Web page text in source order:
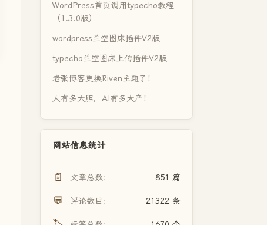
WordPress首页调用typecho教程
（1.3.0版）
wordpress兰空图床插件V2版
typecho兰空图床上传插件V2版
老张博客更换Riven主题了！
人有多大胆，AI有多大产！
网站信息统计
📄 文章总数： 851 篇
💬 评论数目： 21322 条